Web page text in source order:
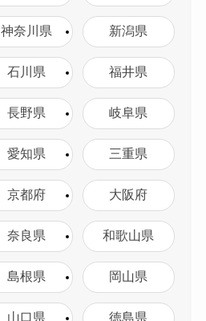
神奈川県 新潟県
石川県 福井県
長野県 岐阜県
愛知県 三重県
京都府 大阪府
奈良県 和歌山県
島根県 岡山県
山口県 徳島県